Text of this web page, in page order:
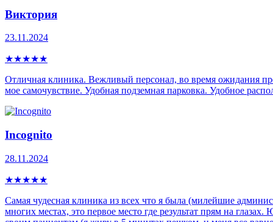
Виктория
23.11.2024
★★★★★
Отличная клиника. Вежливый персонал, во время ожидания
мое самочувствие. Удобная подземная парковка. Удобное
Incognito
28.11.2024
★★★★★
Самая чудесная клиника из всех что я была (милейшие
многих местах, это первое место где результат прям на